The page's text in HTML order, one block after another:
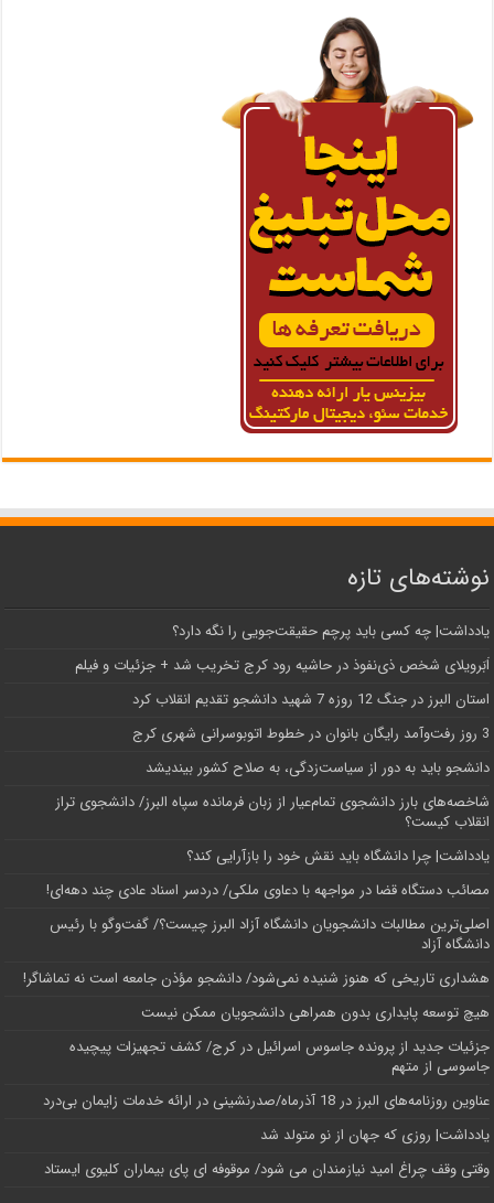
نوشته‌های تازه
یادداشت| ‌چه کسی باید پرچم حقیقت‌جویی را نگه دارد؟
اَبَر‌ویلای شخص ذی‌نفوذ در حاشیه‌ رود کرج تخریب شد + جزئیات و فیلم
استان البرز در جنگ 12 روزه 7 شهید دانشجو تقدیم انقلاب کرد
3 روز رفت‌وآمد رایگان بانوان در خطوط اتوبوسرانی شهری کرج
دانشجو باید به دور از سیاست‌زدگی، به صلاح کشور بیندیشد
شاخصه‌های بارز دانشجوی تمام‌عیار از زبان فرمانده سپاه البرز/ دانشجوی تراز
انقلاب کیست؟
یادداشت| چرا دانشگاه باید نقش خود را بازآرایی کند؟
مصائب دستگاه قضا در مواجهه با دعاوی ملکی/ دردسر اسناد عادی چند‌ دهه‌ای!
اصلی‌ترین مطالبات دانشجویان دانشگاه آزاد البرز چیست؟/ گفت‌وگو با رئیس
دانشگاه آز‌اد
هشداری تاریخی که هنوز شنیده نمی‌شود/ دانشجو مؤذن جامعه است نه تماشاگر!
هیچ توسعه پایداری بدون همراهی دانشجویان ممکن نیست
جزئیات جدید از پرونده جاسوس اسرائیل در کرج/‌ کشف تجهیزات پیچیده
جاسوسی از متهم
عناوین روزنامه‌های البرز در ‌18 آذرماه/صدرنشینی در ارائه خدمات زایمان بی‌درد
یادداشت| روزی که جهان از نو متولد شد
وقتی وقف چراغ امید نیازمندان می شود/ موقوفه ای پای بیماران کلیوی ایستاد